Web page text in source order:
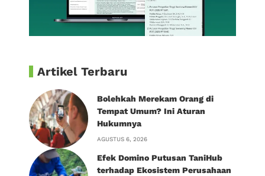
Artikel Terbaru
Bolehkah Merekam Orang di
Tempat Umum? Ini Aturan
Hukumnya
AGUSTUS 6, 2026
Efek Domino Putusan TaniHub
terhadap Ekosistem Perusahaan